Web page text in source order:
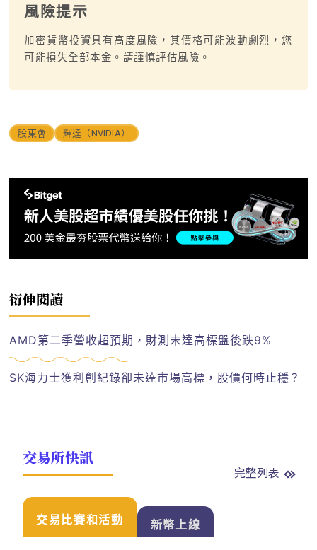
風險提示
加密貨幣投資具有高度風險，其價格可能波動劇烈，您
可能損失全部本金。請謹慎評估風險。
股東會 輝達（NVIDIA）
衍伸閱讀
AMD第二季營收超預期，財測未達高標盤後跌9%
SK海力士獲利創紀錄卻未達市場高標，股價何時止穩？
交易所快訊
完整列表
交易比賽和活動 新幣上線